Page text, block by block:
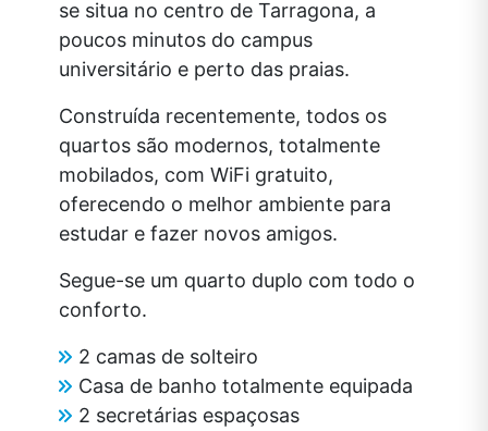
se situa no centro de Tarragona, a
poucos minutos do campus
universitário e perto das praias.
Construída recentemente, todos os
quartos são modernos, totalmente
mobilados, com WiFi gratuito,
oferecendo o melhor ambiente para
estudar e fazer novos amigos.
Segue-se um quarto duplo com todo o
conforto.
2 camas de solteiro
Casa de banho totalmente equipada
2 secretárias espaçosas